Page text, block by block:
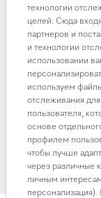
надежность
обеспечивает
компромиссов
интегрируется в
требованиям к
Предложение
скидок. Сроки
без
технологии
целей. Сюда
партнеров и
и технологии
использовании
используем
отслеживания
пользователя,
основе
профилем
чтобы лучше
через различные
личным